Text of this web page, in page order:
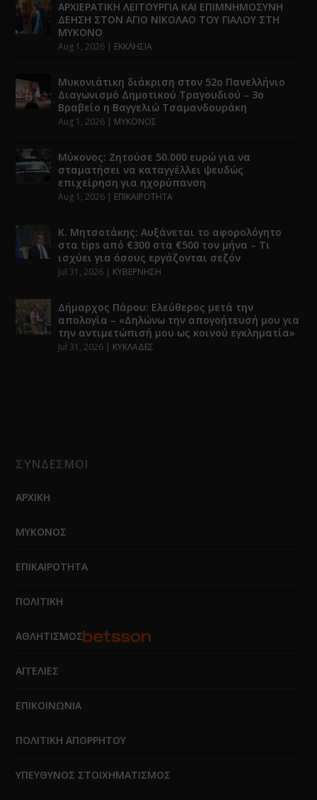
ΑΡΧΙΕΡΑΤΙΚΗ ΛΕΙΤΟΥΡΓΙΑ ΚΑΙ ΕΠΙΜΝΗΜΟΣΥΝΗ
ΔΕΗΣΗ ΣΤΟΝ ΑΓΙΟ ΝΙΚΟΛΑΟ ΤΟΥ ΓΙΑΛΟΥ ΣΤΗ
ΜΥΚΟΝΟ
Aug 1, 2026 | ΕΚΚΛΗΣΙΑ
Μυκονιάτικη διάκριση στον 52ο Πανελλήνιο
Διαγωνισμό Δημοτικού Τραγουδιού – 3ο
Βραβείο η Βαγγελιώ Τσαμανδουράκη
Aug 1, 2026 | ΜΥΚΟΝΟΣ
Μύκονος: Ζητούσε 50.000 ευρώ για να
σταματήσει να καταγγέλλει ψευδώς
επιχείρηση για ηχορύπανση
Aug 1, 2026 | ΕΠΙΚΑΙΡΟΤΗΤΑ
Κ. Μητσοτάκης: Αυξάνεται το αφορολόγητο
στα tips από €300 στα €500 τον μήνα – Τι
ισχύει για όσους εργάζονται σεζόν
Jul 31, 2026 | ΚΥΒΕΡΝΗΣΗ
Δήμαρχος Πάρου: Ελεύθερος μετά την
απολογία – «Δηλώνω την απογοήτευσή μου για
την αντιμετώπισή μου ως κοινού εγκληματία»
Jul 31, 2026 | ΚΥΚΛΑΔΕΣ
ΣΥΝΔΕΣΜΟΙ
ΑΡΧΙΚΗ
ΜΥΚΟΝΟΣ
ΕΠΙΚΑΙΡΟΤΗΤΑ
ΠΟΛΙΤΙΚΗ
ΑΘΛΗΤΙΣΜΟΣ
ΑΓΓΕΛΙΕΣ
ΕΠΙΚΟΙΝΩΝΙΑ
ΠΟΛΙΤΙΚΗ ΑΠΟΡΡΗΤΟΥ
ΥΠΕΥΘΥΝΟΣ ΣΤΟΙΧΗΜΑΤΙΣΜΟΣ